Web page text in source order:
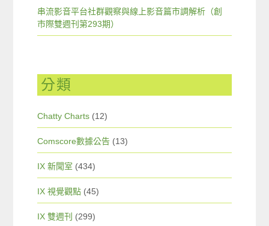
串流影音平台社群觀察與線上影音篇市調解析（創
市際雙週刊第293期）
分類
Chatty Charts (12)
Comscore數據公告 (13)
IX 新聞室 (434)
IX 視覺觀點 (45)
IX 雙週刊 (299)